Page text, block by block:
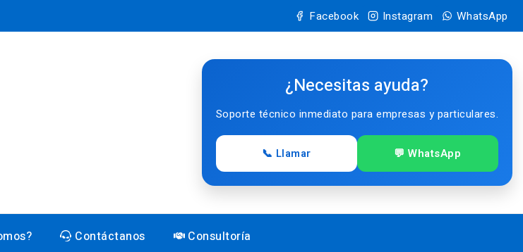
Facebook Instagram WhatsApp
¿Necesitas ayuda?
Soporte técnico inmediato para empresas y particulares.
📞 Llamar 💬 WhatsApp
Contáctanos Consultoría